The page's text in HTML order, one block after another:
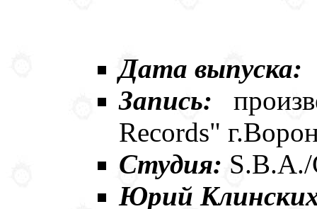
Дата выпуска:
Запись:
Records"
Cтудия:
Юрий